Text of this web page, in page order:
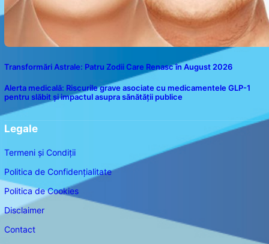
Transformări Astrale: Patru Zodii Care Renasc în August 2026
Alerta medicală: Riscurile grave asociate cu medicamentele GLP-1
pentru slăbit și impactul asupra sănătății publice
Legale
Termeni și Condiții
Politica de Confidențialitate
Politica de Cookies
Disclaimer
Contact